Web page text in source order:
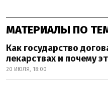
МАТЕРИАЛЫ ПО
Как государство
лекарствах и почему
20 ИЮЛЯ, 18:00